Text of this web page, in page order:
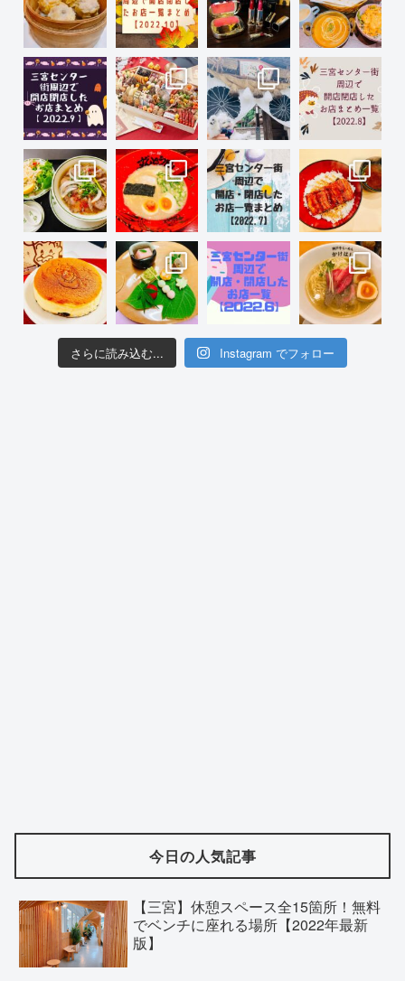
さらに読み込む... Instagram でフォロー
今日の人気記事
【三宮】休憩スペース全15箇所！無料
でベンチに座れる場所【2022年最新
版】